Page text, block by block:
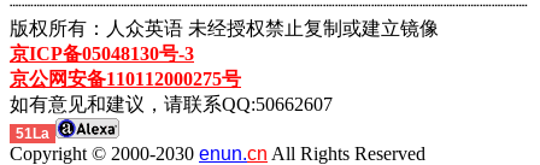
┈┈┈┈┈┈┈┈┈┈┈┈┈┈┈┈┈┈┈┈┈┈┈┈┈┈┈┈┈┈┈┈┈┈┈┈┈┈┈┈┈┈┈
版权所有：人众英语 未经授权禁止复制或建立镜像
京ICP备05048130号-3
京公网安备110112000275号
如有意见和建议，请联系QQ:50662607
51La
Copyright © 2000-2030 enun.cn All Rights Reserved